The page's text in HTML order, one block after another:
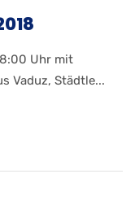
Uhr mit
Vaduz, Städtle...